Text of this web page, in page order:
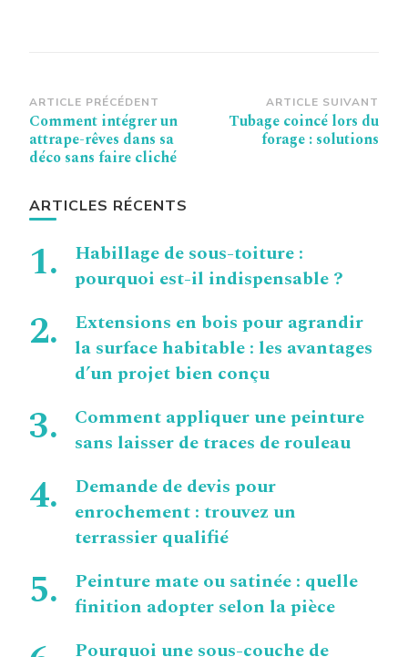
Navigation
d’article
ARTICLE PRÉCÉDENT
Comment intégrer un
attrape-rêves dans sa
déco sans faire cliché
ARTICLE SUIVANT
Tubage coincé lors du
forage : solutions
ARTICLES RÉCENTS
Habillage de sous-toiture :
pourquoi est-il indispensable ?
Extensions en bois pour agrandir
la surface habitable : les avantages
d’un projet bien conçu
Comment appliquer une peinture
sans laisser de traces de rouleau
Demande de devis pour
enrochement : trouvez un
terrassier qualifié
Peinture mate ou satinée : quelle
finition adopter selon la pièce
Pourquoi une sous-couche de